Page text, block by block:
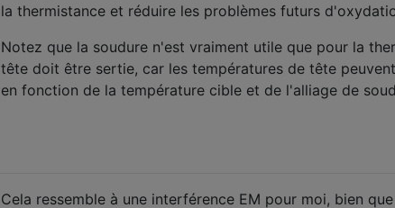
la thermistance et réduire les problèmes futurs
Notez que la soudure n'est vraiment utile que pour la
tête doit être sertie, car les températures de tête
en fonction de la température cible et de l'alliage de
Cela ressemble à une interférence EM pour moi, bien